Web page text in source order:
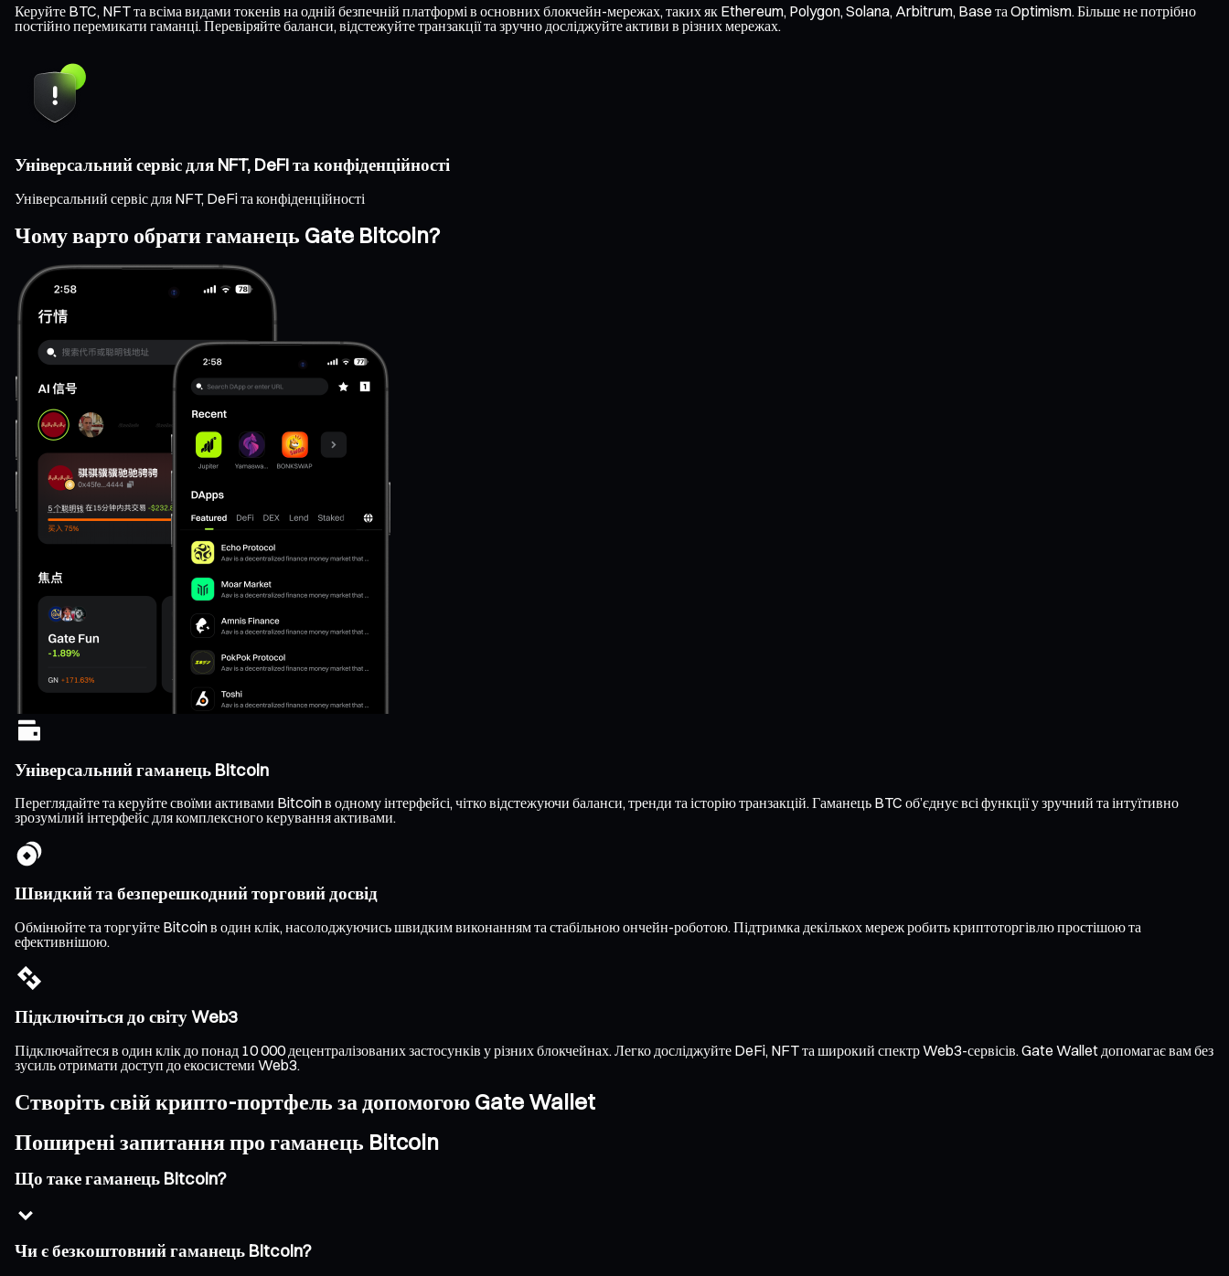
Керуйте BTC, NFT та всіма видами токенів на одній безпечній платформі в основних блокчейн-мережах, таких як Ethereum, Polygon, Solana, Arbitrum, Base та Optimism. Більше не потрібно
постійно перемикати гаманці. Перевіряйте баланси, відстежуйте транзакції та зручно досліджуйте активи в різних мережах.
Універсальний сервіс для NFT, DeFi та конфіденційності
Універсальний сервіс для NFT, DeFi та конфіденційності
Чому варто обрати гаманець Gate Bitcoin?
Універсальний гаманець Bitcoin
Переглядайте та керуйте своїми активами Bitcoin в одному інтерфейсі, чітко відстежуючи баланси, тренди та історію транзакцій. Гаманець BTC об’єднує всі функції у зручний та інтуїтивно
зрозумілий інтерфейс для комплексного керування активами.
Швидкий та безперешкодний торговий досвід
Обмінюйте та торгуйте Bitcoin в один клік, насолоджуючись швидким виконанням та стабільною ончейн-роботою. Підтримка декількох мереж робить криптоторгівлю простішою та
ефективнішою.
Підключіться до світу Web3
Підключайтеся в один клік до понад 10 000 децентралізованих застосунків у різних блокчейнах. Легко досліджуйте DeFi, NFT та широкий спектр Web3-сервісів. Gate Wallet допомагає вам без
зусиль отримати доступ до екосистеми Web3.
Створіть свій крипто-портфель за допомогою Gate Wallet
Поширені запитання про гаманець Bitcoin
Що таке гаманець Bitcoin?
Чи є безкоштовний гаманець Bitcoin?